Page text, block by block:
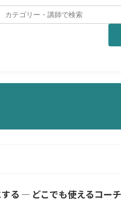
る ― どこでも使えるコー